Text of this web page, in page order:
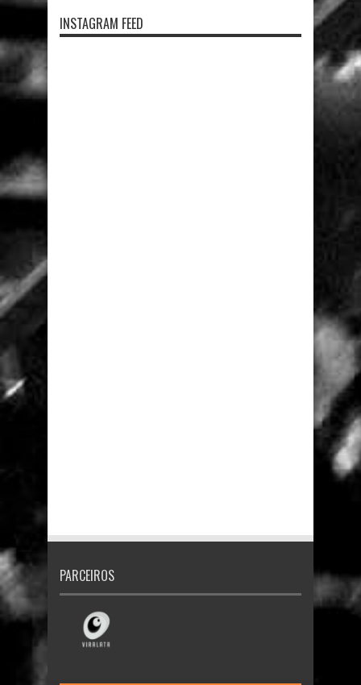
INSTAGRAM FEED
PARCEIROS